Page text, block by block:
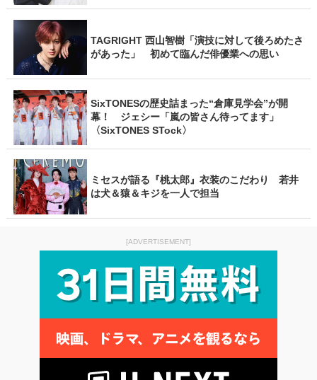
TAGRIGHT 西山智樹「演技に対して後ろめたさ
があった」 初めて臨んだ俳優業への思い
SixTONESの歴史詰まった“倉庫見学会”が開
幕！ ジェシー「嵐の皆さん待ってます」
〈SixTONES STock〉
ミセスが語る『桃太郎』衣装のこだわり 若井
は犬＆猿＆キジを一人で担当
[ADVERTISEMENT]